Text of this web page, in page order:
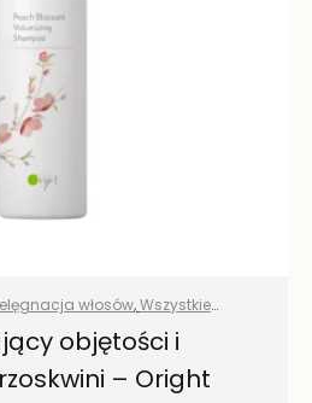
włosów,Wszystkie
objętości i
– Oright